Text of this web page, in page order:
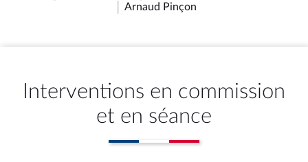
Arnaud Pinçon
Interventions en commission
et en séance